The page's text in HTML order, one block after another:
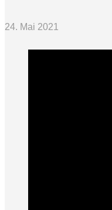
24. Mai 2021